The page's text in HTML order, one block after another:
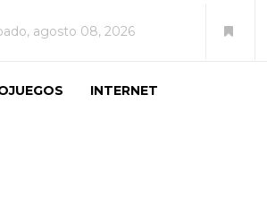
agosto 08, 2026
INTERNET